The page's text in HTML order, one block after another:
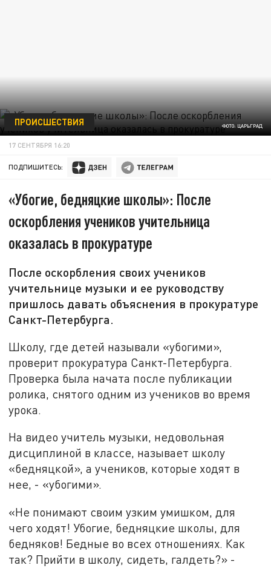
ФОТО: ЦАРЬГРАД
ПРОИСШЕСТВИЯ
17 СЕНТЯБРЯ 16:20
ПОДПИШИТЕСЬ:
«Убогие, бедняцкие школы»: После
оскорбления учеников учительница
оказалась в прокуратуре
После оскорбления своих учеников
учительнице музыки и ее руководству
пришлось давать объяснения в прокуратуре
Санкт-Петербурга.
Школу, где детей называли «убогими»,
проверит прокуратура Санкт-Петербурга.
Проверка была начата после публикации
ролика, снятого одним из учеников во время
урока.
На видео учитель музыки, недовольная
дисциплиной в классе, называет школу
«бедняцкой», а учеников, которые ходят в
нее, - «убогими».
«Не понимают своим узким умишком, для
чего ходят! Убогие, бедняцкие школы, для
бедняков! Бедные во всех отношениях. Как
так? Прийти в школу, сидеть, галдеть?» -